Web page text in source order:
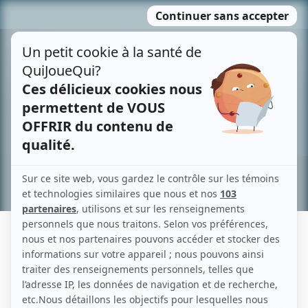
MENU
contenu
Recherche avancée »
GARY REINEKE
Liens
Fiche de Gary Reineke sur Showbizz.net